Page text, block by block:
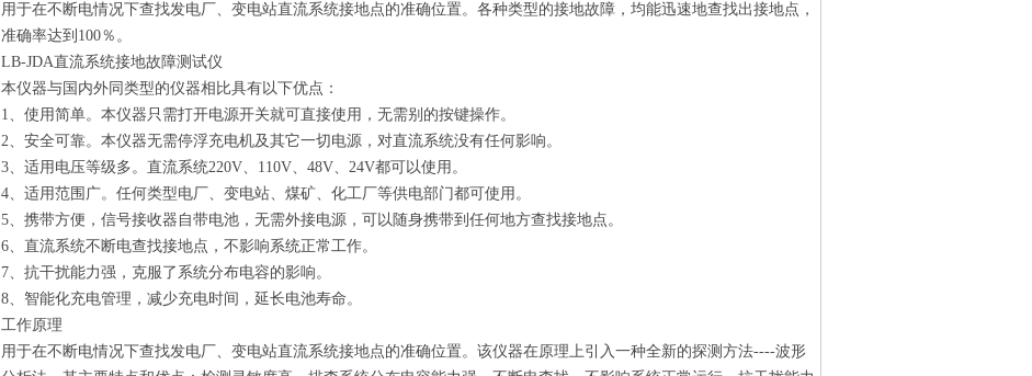
用于在不断电情况下查找发电厂、变电站直流系统接地点的准确位置。各种类型的接地故障，均能迅速地查找出接地点，
准确率达到100％。
LB-JDA直流系统接地故障测试仪
本仪器与国内外同类型的仪器相比具有以下优点：
1、使用简单。本仪器只需打开电源开关就可直接使用，无需别的按键操作。
2、安全可靠。本仪器无需停浮充电机及其它一切电源，对直流系统没有任何影响。
3、适用电压等级多。直流系统220V、110V、48V、24V都可以使用。
4、适用范围广。任何类型电厂、变电站、煤矿、化工厂等供电部门都可使用。
5、携带方便，信号接收器自带电池，无需外接电源，可以随身携带到任何地方查找接地点。
6、直流系统不断电查找接地点，不影响系统正常工作。
7、抗干扰能力强，克服了系统分布电容的影响。
8、智能化充电管理，减少充电时间，延长电池寿命。
工作原理
用于在不断电情况下查找发电厂、变电站直流系统接地点的准确位置。该仪器在原理上引入一种全新的探测方法----波形